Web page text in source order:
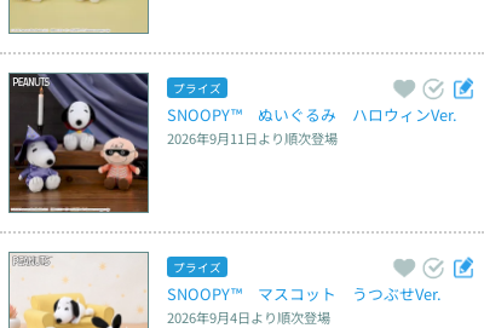
プライズ
SNOOPY™　ぬいぐるみ　ハロウィンVer.
2026年9月11日より順次登場
プライズ
SNOOPY™　マスコット　うつぶせVer.
2026年9月4日より順次登場